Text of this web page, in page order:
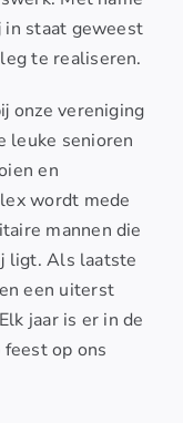
staat geweest
te realiseren.
onze vereniging
leuke senioren
en
wordt mede
mannen die
ligt. Als laatste
een uiterst
jaar is er in de
op ons